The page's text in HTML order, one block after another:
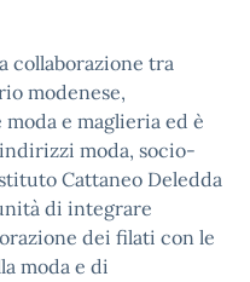
collaborazione tra
modenese,
e maglieria ed è
moda, socio-
Cattaneo Deledda
di integrare
dei filati con le
moda e di